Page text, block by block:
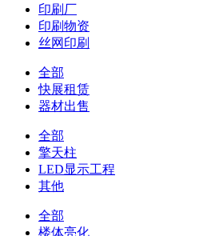
印刷厂
印刷物资
丝网印刷
全部
快展租赁
器材出售
全部
擎天柱
LED显示工程
其他
全部
楼体亮化